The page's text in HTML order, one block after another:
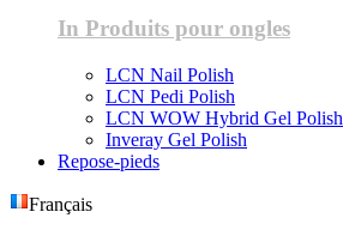
In Produits pour ongles
LCN Nail Polish
LCN Pedi Polish
LCN WOW Hybrid Gel Polish
Inveray Gel Polish
Repose-pieds
Français